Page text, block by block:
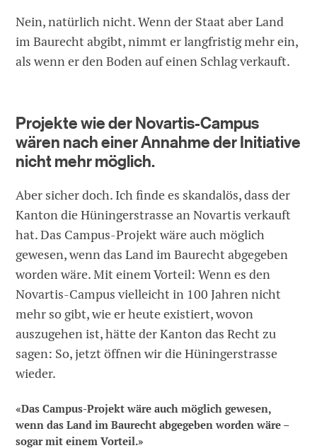
Nein, natürlich nicht. Wenn der Staat aber Land
im Baurecht abgibt, nimmt er langfristig mehr ein,
als wenn er den Boden auf einen Schlag verkauft.
Projekte wie der Novartis-Campus
wären nach einer Annahme der Initiative
nicht mehr möglich.
Aber sicher doch. Ich finde es skandalös, dass der
Kanton die Hüningerstrasse an Novartis verkauft
hat. Das Campus-Projekt wäre auch möglich
gewesen, wenn das Land im Baurecht abgegeben
worden wäre. Mit einem Vorteil: Wenn es den
Novartis-Campus vielleicht in 100 Jahren nicht
mehr so gibt, wie er heute existiert, wovon
auszugehen ist, hätte der Kanton das Recht zu
sagen: So, jetzt öffnen wir die Hüningerstrasse
wieder.
«Das Campus-Projekt wäre auch möglich gewesen,
wenn das Land im Baurecht abgegeben worden wäre –
sogar mit einem Vorteil.»